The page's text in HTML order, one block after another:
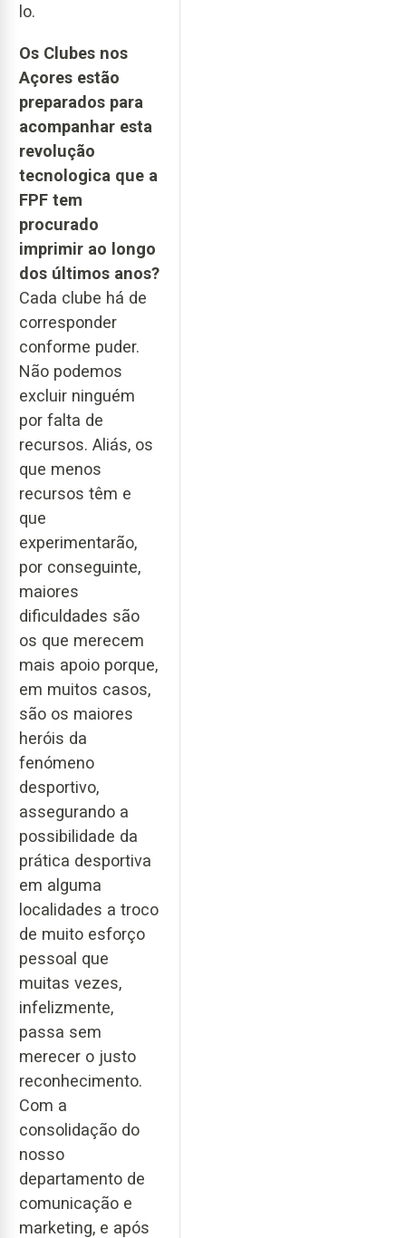
lo.
Os Clubes nos
Açores estão
preparados para
acompanhar esta
revolução
tecnologica que a
FPF tem
procurado
imprimir ao longo
dos últimos anos?
Cada clube há de
corresponder
conforme puder.
Não podemos
excluir ninguém
por falta de
recursos. Aliás, os
que menos
recursos têm e
que
experimentarão,
por conseguinte,
maiores
dificuldades são
os que merecem
mais apoio porque,
em muitos casos,
são os maiores
heróis da
fenómeno
desportivo,
assegurando a
possibilidade da
prática desportiva
em alguma
localidades a troco
de muito esforço
pessoal que
muitas vezes,
infelizmente,
passa sem
merecer o justo
reconhecimento.
Com a
consolidação do
nosso
departamento de
comunicação e
marketing, e após